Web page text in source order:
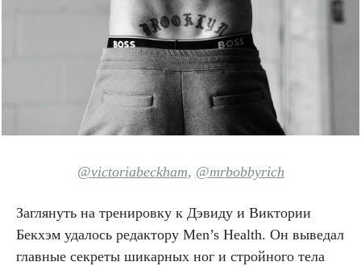
@victoriabeckham, @mrbobbyrich
Заглянуть на тренировку к Дэвиду и Виктории
Бекхэм удалось редактору Men’s Health. Он выведал
главные секреты шикарных ног и стройного тела